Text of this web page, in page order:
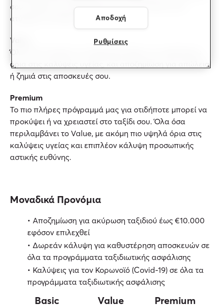
σου, καθώς και αποζημίωση για ανικανότητα από
ατύχημα ή απώλεια ζωής.
Value
Όλα όσα περιέχει το πρόγραμμα Basic, με υψηλότερα
όρια στις καλύψεις υγείας, και αποζημίωση για απώλεια
ή ζημιά στις αποσκευές σου.
Premium
Το πιο πλήρες πρόγραμμά μας για οτιδήποτε μπορεί να
προκύψει ή να χρειαστεί στο ταξίδι σου. Όλα όσα
περιλαμβάνει το Value, με ακόμη πιο υψηλά όρια στις
καλύψεις υγείας και επιπλέον κάλυψη προσωπικής
αστικής ευθύνης.
Μοναδικά Προνόμια
• Αποζημίωση για ακύρωση ταξιδιού έως €10.000
εφόσον επιλεχθεί
• Δωρεάν κάλυψη για καθυστέρηση αποσκευών σε
όλα τα προγράμματα ταξιδιωτικής ασφάλισης
• Καλύψεις για τον Κορωνοϊό (Covid-19) σε όλα τα
προγράμματα ταξιδιωτικής ασφάλισης
Basic Value Premium
Ρυθμίσεις
Αποδοχή